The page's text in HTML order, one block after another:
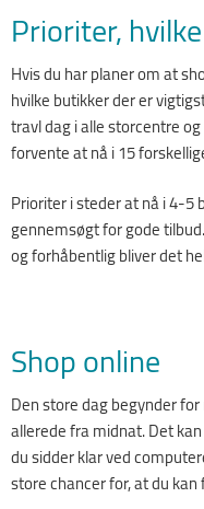
Prioriter,
Hvis du har planer om at
hvilke butikker der er
travl dag i alle storcentre
forvente at nå i 15
Prioriter i steder at nå i 4-5
gennemsøgt for gode
og forhåbentlig bliver det
Shop online
Den store dag begynder
allerede fra midnat. Det
du sidder klar ved
store chancer for, at du